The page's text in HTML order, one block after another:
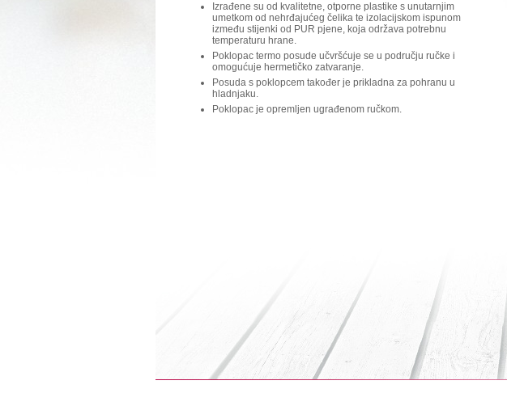
Izrađene su od kvalitetne, otporne plastike s unutarnjim
umetkom od nehrđajućeg čelika te izolacijskom ispunom
između stijenki od PUR pjene, koja održava potrebnu
temperaturu hrane.
Poklopac termo posude učvršćuje se u području ručke i
omogućuje hermetičko zatvaranje.
Posuda s poklopcem također je prikladna za pohranu u
hladnjaku.
Poklopac je opremljen ugrađenom ručkom.